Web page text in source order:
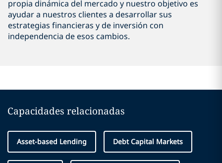
propia dinámica del mercado y nuestro objetivo es
ayudar a nuestros clientes a desarrollar sus
estrategias financieras y de inversión con
independencia de esos cambios.
Capacidades relacionadas
Asset-based Lending Debt Capital Markets